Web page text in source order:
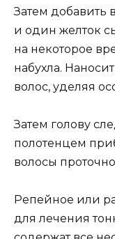
Затем добавить
и один желток
на некоторое
набухла.
волос, уделяя
Затем голову
полотенцем
волосы
Репейное или
для лечения